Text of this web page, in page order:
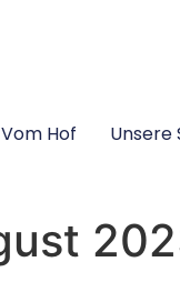
Hof Unsere